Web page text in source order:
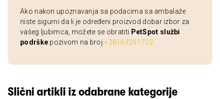
Ako nakon upoznavanja sa podacima sa ambalaže
niste sigurni da li je određeni proizvod dobar izbor za
vašeg ljubimca, možete se obratiti PetSpot službi
podrške pozivom na broj+38163291722
Slični artikli iz odabrane kategorije